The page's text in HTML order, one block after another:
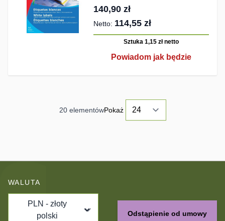
140,90 zł
114,55 zł
Sztuka 1,15 złnetto
Powiadom jak będzie
20elementówPokaż
WALUTA
PLN - złoty
polski
Odstąpienie od umowy